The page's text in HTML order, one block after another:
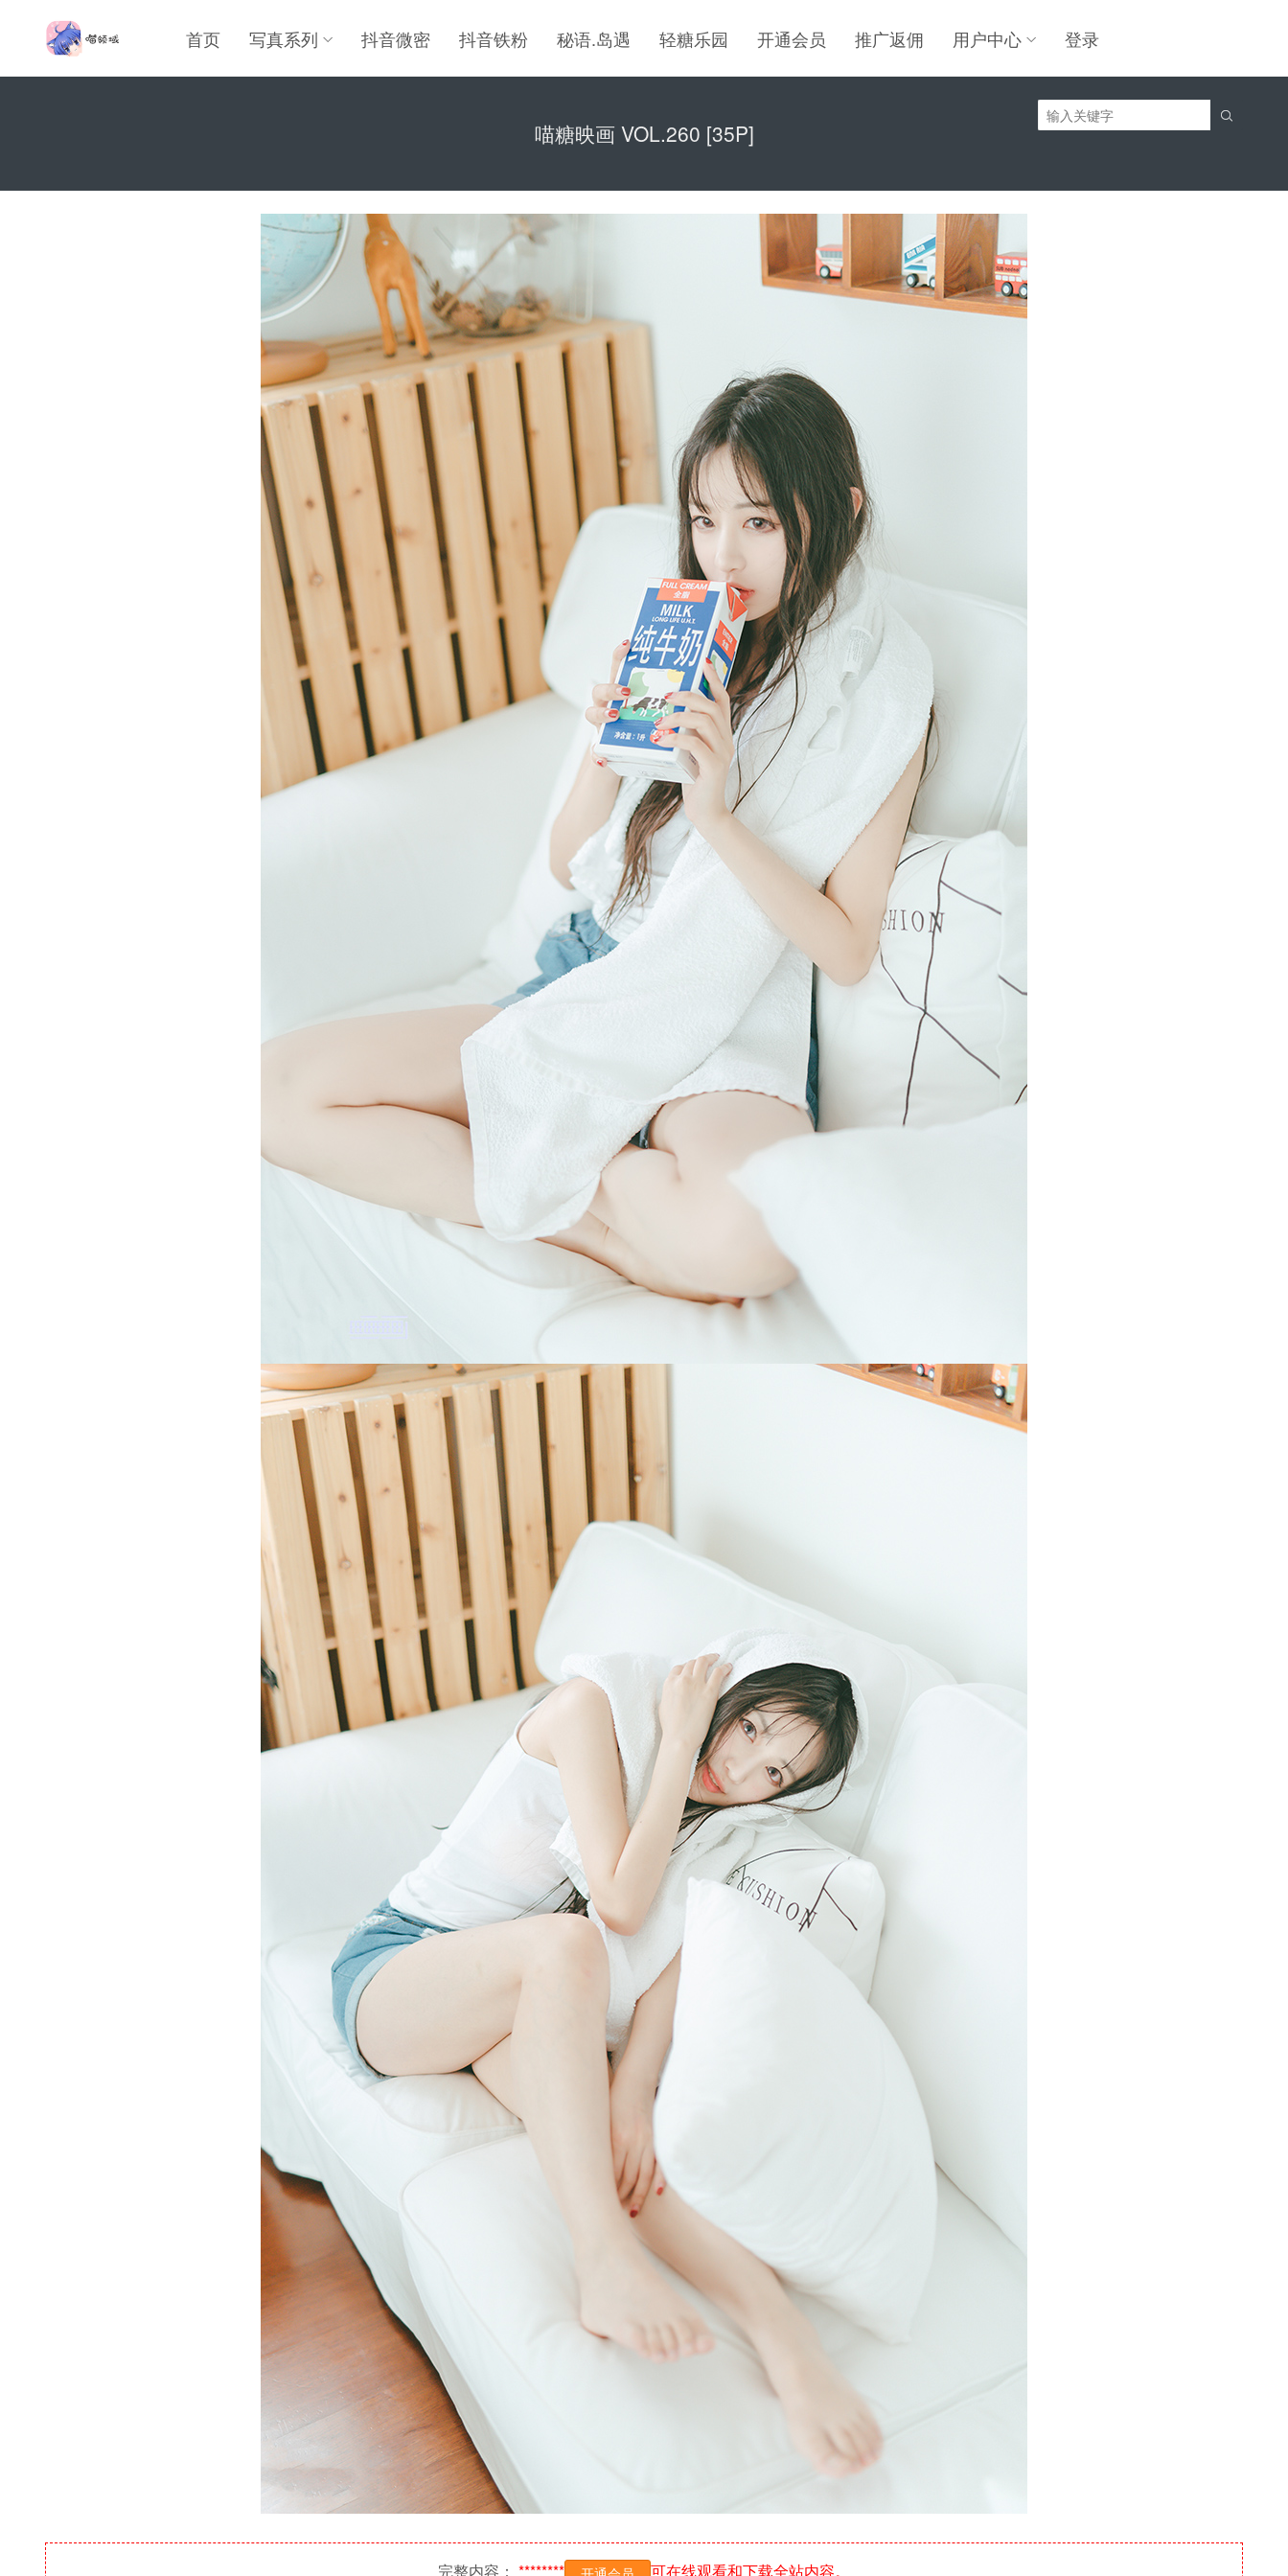
首页 写真系列 抖音微密 抖音铁粉 秘语.岛遇 轻糖乐园 开通会员 推广返佣 用户中心 登录

喵糖映画 VOL.260 [35P]
完整内容： ******** 可在线观看和下载全站内容。